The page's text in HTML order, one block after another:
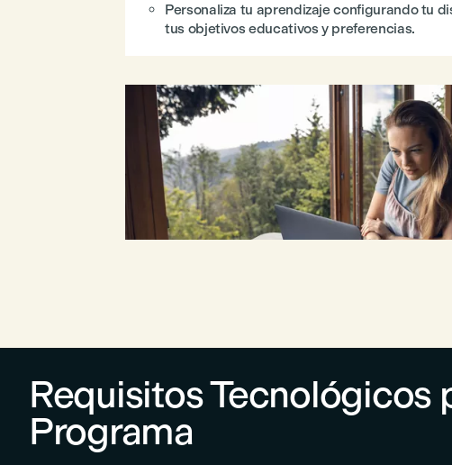
Personaliza tu aprendizaje configurando tu
tus objetivos educativos y preferencias.
Requisitos Tecnológicos
Programa